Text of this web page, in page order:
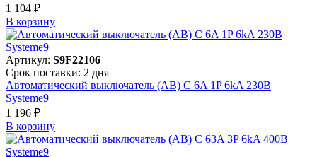
1 104 ₽
В корзинy
Артикул: S9F22106
Срок поставки: 2 дня
Автоматический выключатель (АВ) C 6A 1P 6kA 230В
Systeme9
1 196 ₽
В корзинy